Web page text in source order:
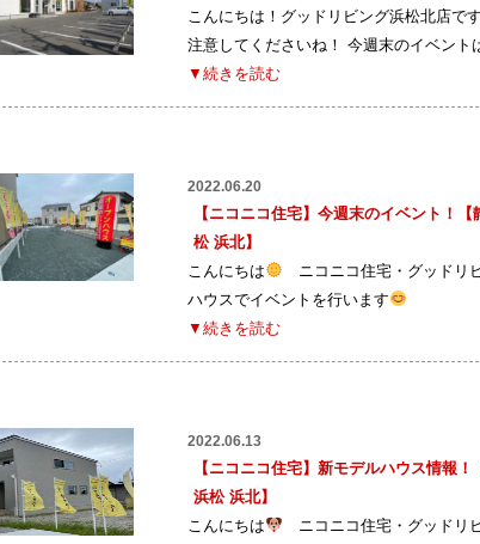
こんにちは！グッドリビング浜松北店で
注意してくださいね！ 今週末のイベント
▼続きを読む
2022.06.20
【ニコニコ住宅】今週末のイベント！
松 浜北】
こんにちは
ニコニコ住宅・グッドリ
ハウスでイベントを行います
▼続きを読む
2022.06.13
【ニコニコ住宅】新モデルハウス情報
浜松 浜北】
こんにちは
ニコニコ住宅・グッドリ